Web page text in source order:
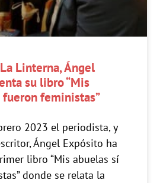
Linterna, Ángel
su libro “Mis
feministas”
2023 el periodista, y
Ángel Expósito ha
libro “Mis abuelas sí
donde se relata la